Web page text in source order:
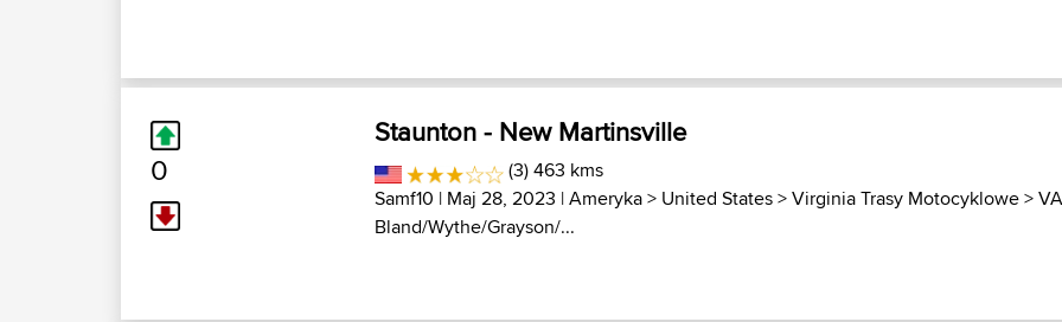
0
Staunton - New Martinsville
(3) 463 kms
Samf10 | Maj 28, 2023 |Ameryka> United States>Virginia Trasy Motocyklowe>
Bland/Wythe/Grayson/...